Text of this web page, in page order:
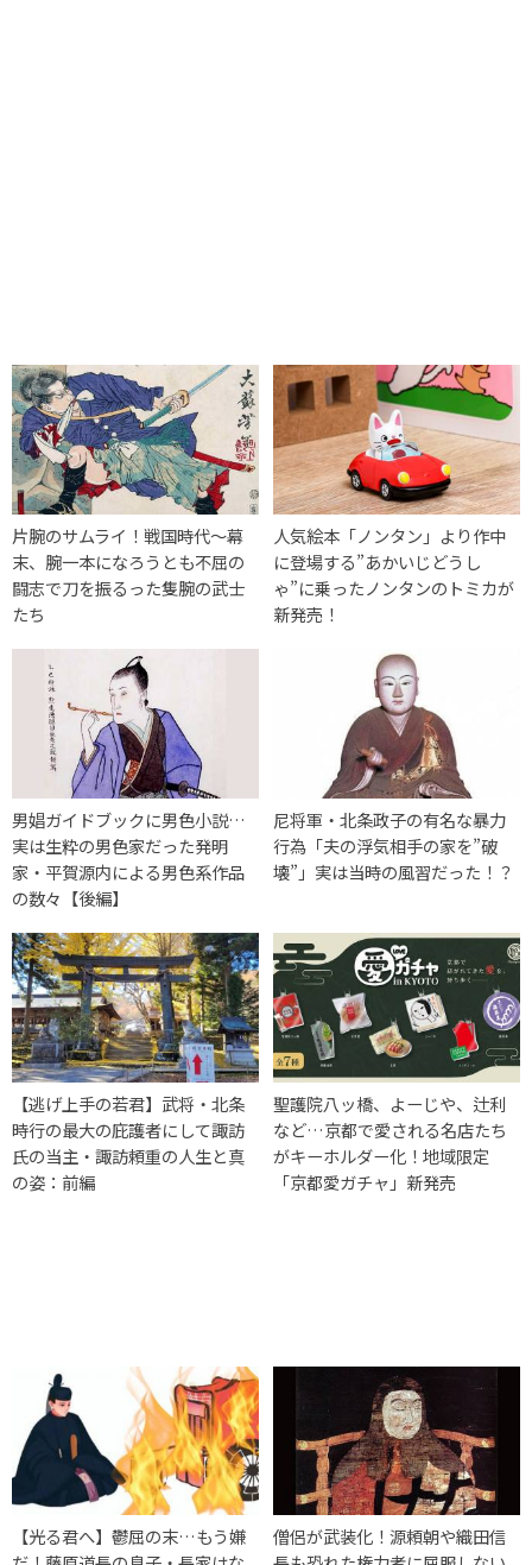
片腕のサムライ！戦国時代〜幕
末、腕一本になろうとも不屈の
闘志で刀を振るった隻腕の武士
たち
人気絵本「ノンタン」より作中
に登場する”あかいじどうし
ゃ”に乗ったノンタンのトミカが
新発売！
男娼ガイドブックに男色小説…
実は生粋の男色家だった発明
家・平賀源内による男色系作品
の数々【後編】
尼将軍・北条政子の有名な暴力
行為「夫の浮気相手の家を”破
壊”」実は当時の風習だった！？
【逃げ上手の若君】武将・北条
時行の最大の庇護者にして諏訪
氏の当主・諏訪頼重の人生と真
の姿：前編
聖護院八ッ橋、よーじや、辻利
など…京都で愛される名店たち
がキーホルダー化！地域限定
「京都愛ガチャ」新発売
【光る君へ】鬱屈の末…もう嫌
僧侶が武装化！源頼朝や織田信